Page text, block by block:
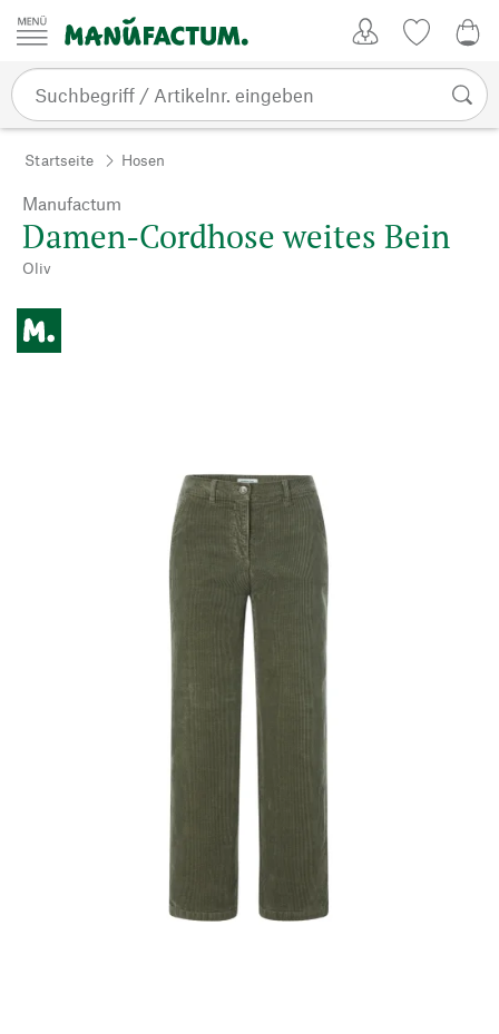
Zum Inhalt springen
Startseite Hosen
Manufactum
Damen-Cordhose weites Bein
Oliv